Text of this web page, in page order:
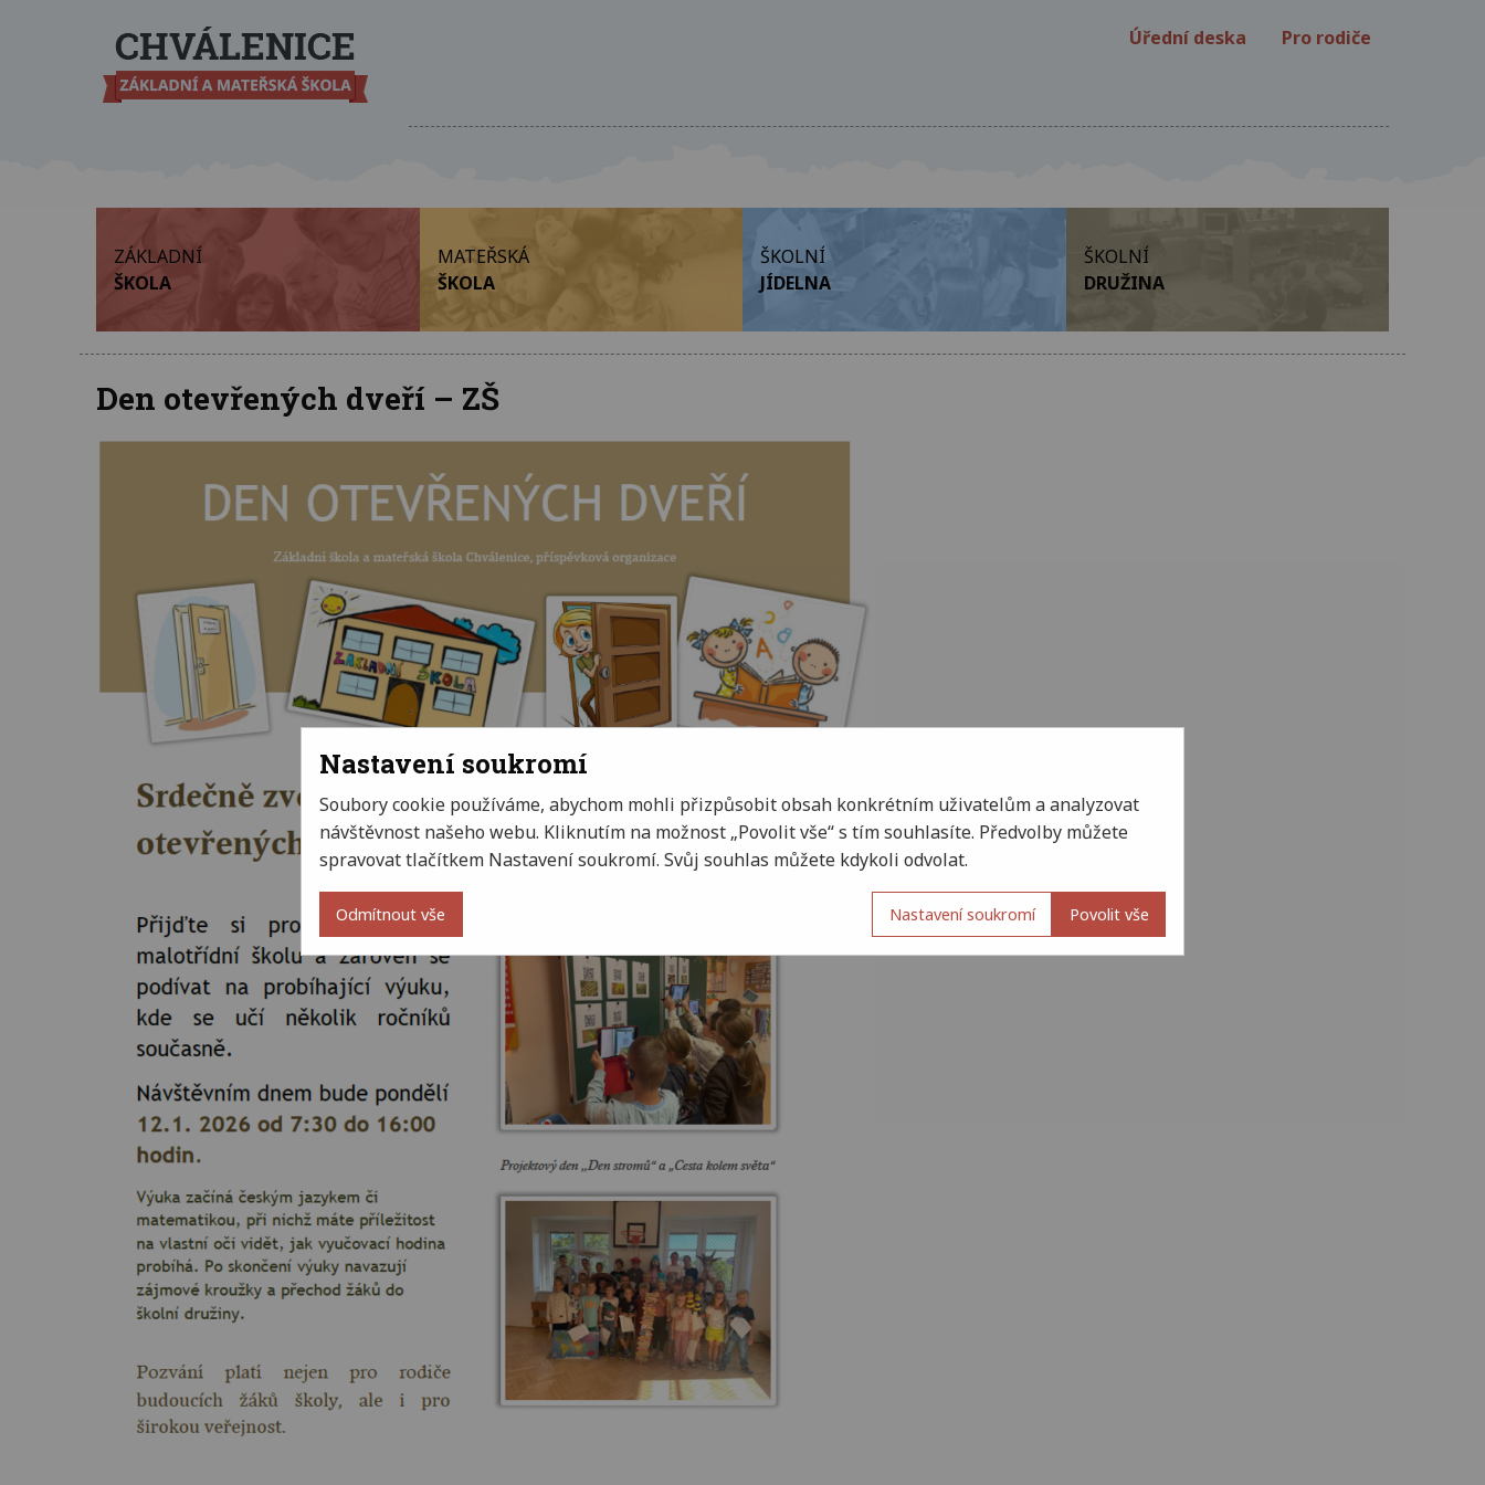
Úřední deska Pro rodiče
ZÁKLADNÍ
ŠKOLA
MATEŘSKÁ
ŠKOLA
ŠKOLNÍ
JÍDELNA
ŠKOLNÍ
DRUŽINA
Den otevřených dveří – ZŠ
Nastavení soukromí
Soubory cookie používáme, abychom mohli přizpůsobit obsah konkrétním uživatelům a analyzovat
návštěvnost našeho webu. Kliknutím na možnost „Povolit vše“ s tím souhlasíte. Předvolby můžete
spravovat tlačítkem Nastavení soukromí. Svůj souhlas můžete kdykoli odvolat.
Odmítnout vše Nastavení soukromí Povolit vše